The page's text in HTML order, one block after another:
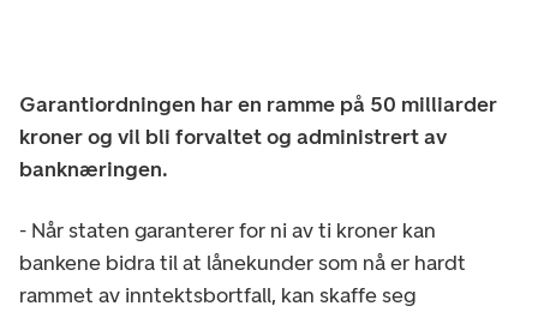
Garantiordningen har en ramme på 50 milliarder
kroner og vil bli forvaltet og administrert av
banknæringen.
- Når staten garanterer for ni av ti kroner kan
bankene bidra til at lånekunder som nå er hardt
rammet av inntektsbortfall, kan skaffe seg